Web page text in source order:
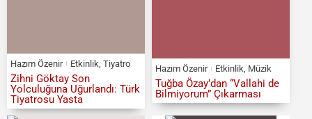
Hazım Özenir Etkinlik Tiyatro
Zihni Göktay Son
Yolculuğuna Uğurlandı: Türk
Tiyatrosu Yasta
Hazım Özenir Etkinlik, Müzik
Tuğba Özay’dan “Vallahi de
Bilmiyorum” Çıkarması